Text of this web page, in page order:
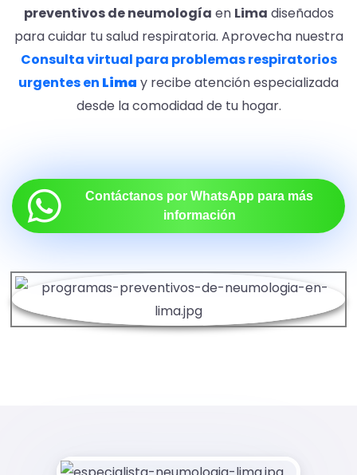
preventivos de neumología en Lima diseñados
para cuidar tu salud respiratoria. Aprovecha nuestra
Consulta virtual para problemas respiratorios
urgentes en Lima y recibe atención especializada
desde la comodidad de tu hogar.
Contáctanos por WhatsApp para más
información